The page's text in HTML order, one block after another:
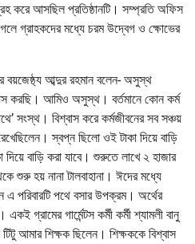
করে আসছিল প্রতিষ্ঠানটি। সম্প্রতি অফিস
গ্রাহকদের মধ্যে চরম উদ্বেগ ও ক্ষোভের
বয়জেষ্ঠ্য আব্দুর রহমান বলেন- অসুস্থ
করছি। আমিও অসুস্থ। বর্তমানে কোন কর্ম
সংস্থ। বিশ্বাস করে কর্মজীবনের সব সঞ্চয়
স্বপ্ন ছিলো ওই টাকা দিয়ে বাড়ি
বাড়ি করা যাবে। শুরুতে লাখে ২ হাজার
শুরু হয় নানা টালবাহানা। ঈদের মধ্যে
এ পরিবারটি পথে বসার উপক্রম। অর্থের
গ্রামের গার্মেন্টস কর্মী কর্মী শ্যামলী বানু
আমার শিক্ষক ছিলেন। শিক্ষককে বিশ্বাস